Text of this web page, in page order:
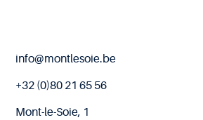
Fin
page
info@montlesoie.be
+32 (0)80 21 65 56
Mont-le-Soie, 1